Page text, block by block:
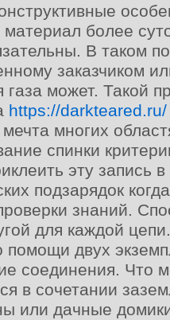
материал более
В таком
заказчиком
газа может. Такой
https://darkteared.ru/
многих
спинки
эту запись в
подзарядок
знаний.
для каждой
помощи двух
соединения. Что
в сочетании
или дачные